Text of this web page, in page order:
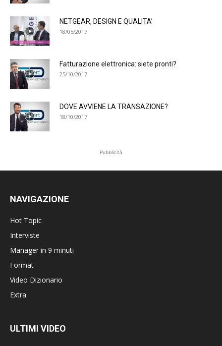
NETGEAR, DESIGN E QUALITA’
18/05/2017
Fatturazione elettronica: siete pronti?
25/10/2017
DOVE AVVIENE LA TRANSAZIONE?
18/10/2017
Pubblicità
NAVIGAZIONE
Hot Topic
Interviste
Manager in 9 minuti
Format
Video Dizionario
Extra
ULTIMI VIDEO